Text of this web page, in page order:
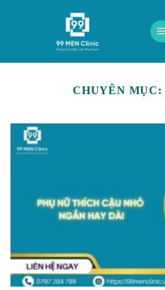
CHUYÊN MỤC: